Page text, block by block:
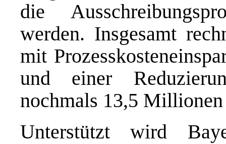
die
werden. Insgesamt
mit
und einer
nochmals 13,5
Unterstützt wird